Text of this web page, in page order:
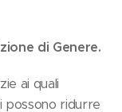
di Genere.
ai quali
possono ridurre